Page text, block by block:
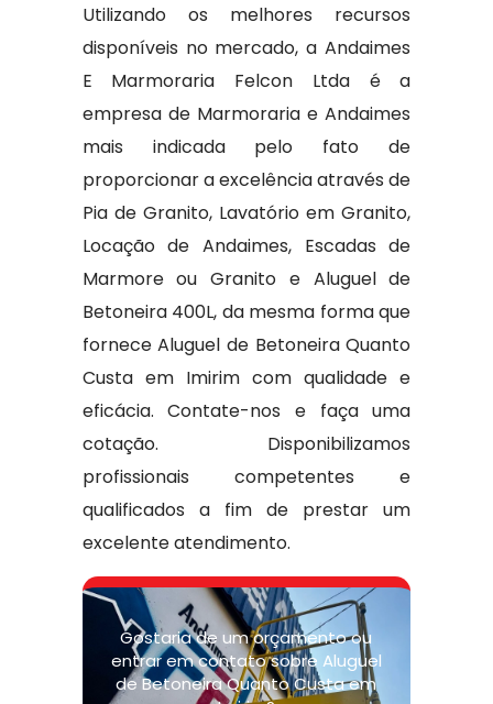
Utilizando os melhores recursos
disponíveis no mercado, a Andaimes
E Marmoraria Felcon Ltda é a
empresa de Marmoraria e Andaimes
mais indicada pelo fato de
proporcionar a excelência através de
Pia de Granito, Lavatório em Granito,
Locação de Andaimes, Escadas de
Marmore ou Granito e Aluguel de
Betoneira 400L, da mesma forma que
fornece Aluguel de Betoneira Quanto
Custa em Imirim com qualidade e
eficácia. Contate-nos e faça uma
cotação. Disponibilizamos
profissionais competentes e
qualificados a fim de prestar um
excelente atendimento.
Gostaria de um orçamento ou
entrar em contato sobre Aluguel
de Betoneira Quanto Custa em